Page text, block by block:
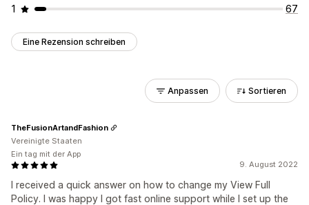
1
67
Eine Rezension schreiben
Anpassen Sortieren
9. August 2022
I received a quick answer on how to change my View Full
Policy. I was happy I got fast online support while I set up the
TheFusionArtandFashion
Vereinigte Staaten
Ein tag mit der App